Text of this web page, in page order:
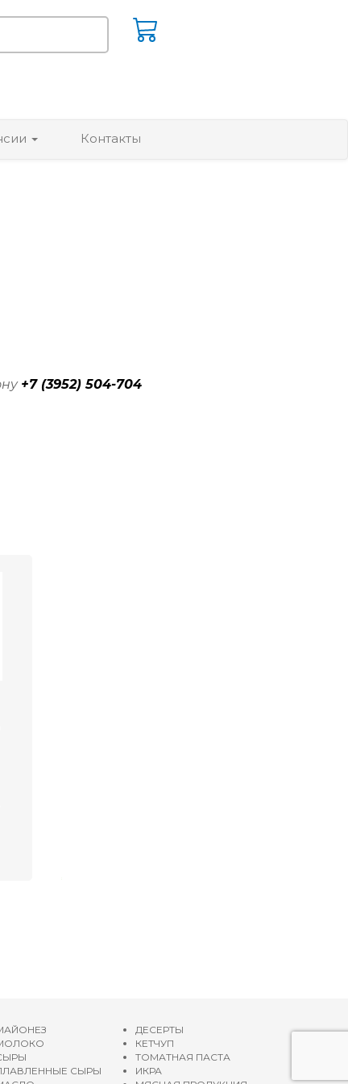
Контакты
+7 (3952) 504-704
СЫРЫ
ДЕСЕРТЫ
КЕТЧУП
ТОМАТНАЯ ПАСТА
ИКРА